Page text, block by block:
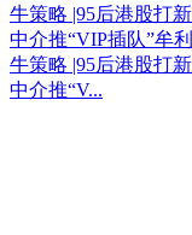
牛策略 |95后港股打
中介推“VIP插队”牟利
牛策略 |95后港股打
中介推“V...